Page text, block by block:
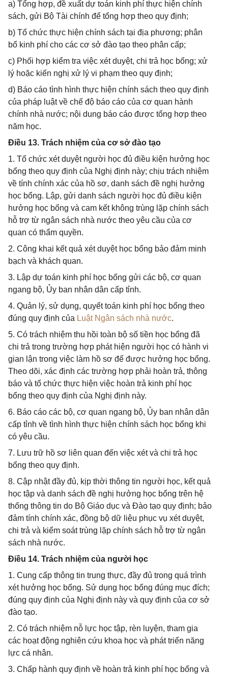
a) Tổng hợp, đề xuất dự toán kinh phí thực hiện chính
sách, gửi Bộ Tài chính để tổng hợp theo quy định;
b) Tổ chức thực hiện chính sách tại địa phương; phân
bổ kinh phí cho các cơ sở đào tạo theo phân cấp;
c) Phối hợp kiểm tra việc xét duyệt, chi trả học bổng; xử
lý hoặc kiến nghị xử lý vi phạm theo quy định;
d) Báo cáo tình hình thực hiện chính sách theo quy định
của pháp luật về chế độ báo cáo của cơ quan hành
chính nhà nước; nội dung báo cáo được tổng hợp theo
năm học.
Điều 13. Trách nhiệm của cơ sở đào tạo
1. Tổ chức xét duyệt người học đủ điều kiện hưởng học
bổng theo quy định của Nghị định này; chịu trách nhiệm
về tính chính xác của hồ sơ, danh sách đề nghị hưởng
học bổng. Lập, gửi danh sách người học đủ điều kiện
hưởng học bổng và cam kết không trùng lặp chính sách
hỗ trợ từ ngân sách nhà nước theo yêu cầu của cơ
quan có thẩm quyền.
2. Công khai kết quả xét duyệt học bổng bảo đảm minh
bạch và khách quan.
3. Lập dự toán kinh phí học bổng gửi các bộ, cơ quan
ngang bộ, Ủy ban nhân dân cấp tỉnh.
4. Quản lý, sử dụng, quyết toán kinh phí học bổng theo
đúng quy định của Luật Ngân sách nhà nước.
5. Có trách nhiệm thu hồi toàn bộ số tiền học bổng đã
chi trả trong trường hợp phát hiện người học có hành vi
gian lận trong việc làm hồ sơ để được hưởng học bổng.
Theo dõi, xác định các trường hợp phải hoàn trả, thông
báo và tổ chức thực hiện việc hoàn trả kinh phí học
bổng theo quy định của Nghị định này.
6. Báo cáo các bộ, cơ quan ngang bộ, Ủy ban nhân dân
cấp tỉnh về tình hình thực hiện chính sách học bổng khi
có yêu cầu.
7. Lưu trữ hồ sơ liên quan đến việc xét và chi trả học
bổng theo quy định.
8. Cập nhật đầy đủ, kịp thời thông tin người học, kết quả
học tập và danh sách đề nghị hưởng học bổng trên hệ
thống thông tin do Bộ Giáo dục và Đào tạo quy định; bảo
đảm tính chính xác, đồng bộ dữ liệu phục vụ xét duyệt,
chi trả và kiểm soát trùng lặp chính sách hỗ trợ từ ngân
sách nhà nước.
Điều 14. Trách nhiệm của người học
1. Cung cấp thông tin trung thực, đầy đủ trong quá trình
xét hưởng học bổng. Sử dụng học bổng đúng mục đích;
đúng quy định của Nghị định này và quy định của cơ sở
đào tạo.
2. Có trách nhiệm nỗ lực học tập, rèn luyện, tham gia
các hoạt động nghiên cứu khoa học và phát triển năng
lực cá nhân.
3. Chấp hành quy định về hoàn trả kinh phí học bổng và